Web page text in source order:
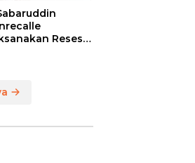
Reses